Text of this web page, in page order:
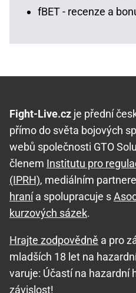
fBET - recenze a
Fight-Live.cz je přední
přímo do světa bojových
webů společnosti GTO
členem Institutu pro
(IPRH), mediálním
hranía spolupracuje s
kurzových sázek.
Hrajte zodpovědně a pro
mladších 18 let na
varuje: Účastí na hazardní
závislost!